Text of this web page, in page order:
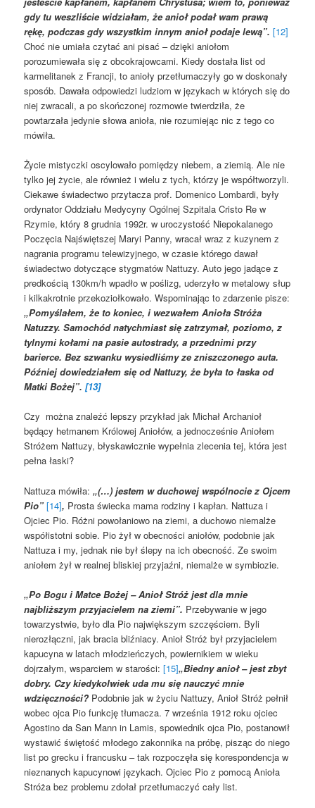
gdy tu weszliście widziałam, że anioł podał wam prawą
rękę, podczas gdy wszystkim innym anioł podaje lewą”.[12]
Choć nie umiała czytać ani pisać – dzięki aniołom
porozumiewała się z obcokrajowcami. Kiedy dostała list od
karmelitanek z Francji, to anioły przetłumaczyły go w doskonały
sposób. Dawała odpowiedzi ludziom w językach w których się do
niej zwracali, a po skończonej rozmowie twierdziła, że
powtarzała jedynie słowa anioła, nie rozumiejąc nic z tego co
mówiła.
Życie mistyczki oscylowało pomiędzy niebem, a ziemią. Ale nie
tylko jej życie, ale również i wielu z tych, którzy je współtworzyli.
Ciekawe świadectwo przytacza prof. Domenico Lombardi, były
ordynator Oddziału Medycyny Ogólnej Szpitala Cristo Re w
Rzymie, który 8 grudnia 1992r. w uroczystość Niepokalanego
Poczęcia Najświętszej Maryi Panny, wracał wraz z kuzynem z
nagrania programu telewizyjnego, w czasie którego dawał
świadectwo dotyczące stygmatów Nattuzy. Auto jego jadące z
predkością 130km/h wpadło w poślizg, uderzyło w metalowy słup
i kilkakrotnie przekoziołkowało. Wspominając to zdarzenie pisze:
„Pomyślałem, że to koniec, i wezwałem Anioła Stróża
Natuzzy. Samochód natychmiast się zatrzymał, poziomo, z
tylnymi kołami na pasie autostrady, a przednimi przy
barierce. Bez szwanku wysiedliśmy ze zniszczonego auta.
Później dowiedziałem się od Nattuzy, że była to łaska od
Matki Bożej”.[13]
Czy można znaleźć lepszy przykład jak Michał Archanioł
będący hetmanem Królowej Aniołów, a jednocześnie Aniołem
Stróżem Nattuzy, błyskawicznie wypełnia zlecenia tej, która jest
pełna łaski?
Nattuza mówiła:„(…) jestem w duchowej wspólnocie z Ojcem
Pio”[14], Prosta świecka mama rodziny i kapłan. Nattuza i
Ojciec Pio. Różni powołaniowo na ziemi, a duchowo niemalże
współistotni sobie. Pio żył w obecności aniołów, podobnie jak
Nattuza i my, jednak nie był ślepy na ich obecność. Ze swoim
aniołem żył w realnej bliskiej przyjaźni, niemalże w symbiozie.
„Po Bogu i Matce Bożej – Anioł Stróż jest dla mnie
najbliższym przyjacielem na ziemi”. Przebywanie w jego
towarzystwie, było dla Pio największym szczęściem. Byli
nierozłączni, jak bracia bliźniacy. Anioł Stróż był przyjacielem
kapucyna w latach młodzieńczych, powiernikiem w wieku
dojrzałym, wsparciem w starości:[15]„Biedny anioł – jest zbyt
dobry. Czy kiedykolwiek uda mu się nauczyć mnie
wdzięczności? Podobnie jak w życiu Nattuzy, Anioł Stróż pełnił
wobec ojca Pio funkcję tłumacza. 7 września 1912 roku ojciec
Agostino da San Mann in Lamis, spowiednik ojca Pio, postanowił
wystawić świętość młodego zakonnika na próbę, pisząc do niego
list po grecku i francusku – tak rozpoczęła się korespondencja w
nieznanych kapucynowi językach. Ojciec Pio z pomocą Anioła
Stróża bez problemu zdołał przetłumaczyć cały list.